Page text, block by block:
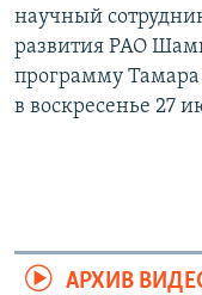
научный
развития РАО
программу
в воскресенье 27
АРХИВ